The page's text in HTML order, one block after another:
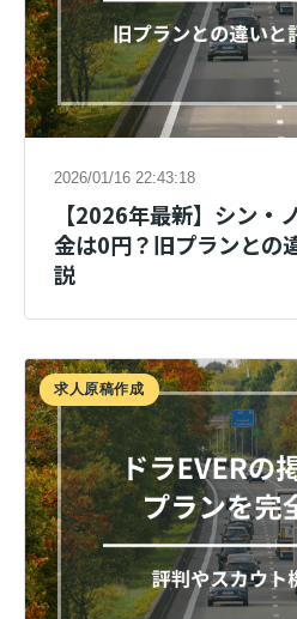
2026/01/16 22:43:18
【2026年最新】シン・
金は0円？旧プランとの
説
求人原稿作成